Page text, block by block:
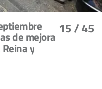
15/ 45
de mejora
y